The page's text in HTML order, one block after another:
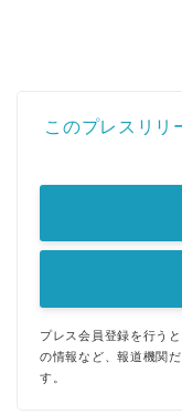
このプレスリリ
プレス会員登録を行う
の情報など、報道機関
す。